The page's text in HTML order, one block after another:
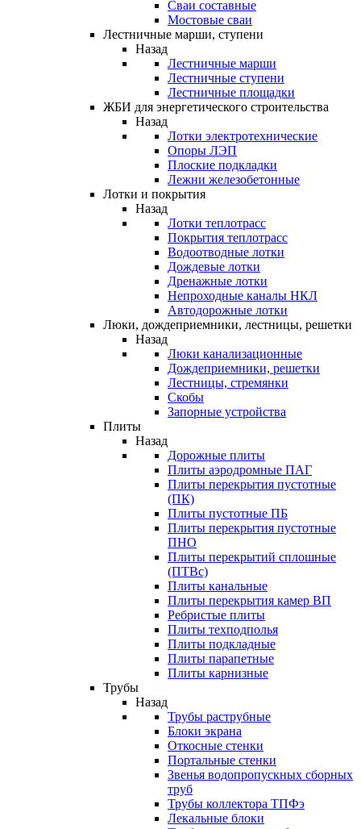
Сваи составные
Мостовые сваи
Лестничные марши, ступени
Назад
Лестничные марши
Лестничные ступени
Лестничные площадки
ЖБИ для энергетического строительства
Назад
Лотки электротехнические
Опоры ЛЭП
Плоские подкладки
Лежни железобетонные
Лотки и покрытия
Назад
Лотки теплотрасс
Покрытия теплотрасс
Водоотводные лотки
Дождевые лотки
Дренажные лотки
Непроходные каналы НКЛ
Автодорожные лотки
Люки, дождеприемники, лестницы, решетки
Назад
Люки канализационные
Дождеприемники, решетки
Лестницы, стремянки
Скобы
Запорные устройства
Плиты
Назад
Дорожные плиты
Плиты аэродромные ПАГ
Плиты перекрытия пустотные
(ПК)
Плиты пустотные ПБ
Плиты перекрытия пустотные
ПНО
Плиты перекрытий сплошные
(ПТВс)
Плиты канальные
Плиты перекрытия камер ВП
Ребристые плиты
Плиты техподполья
Плиты подкладные
Плиты парапетные
Плиты карнизные
Трубы
Назад
Трубы раструбные
Блоки экрана
Откосные стенки
Портальные стенки
Звенья водопропускных сборных
труб
Трубы коллектора ТПФэ
Лекальные блоки